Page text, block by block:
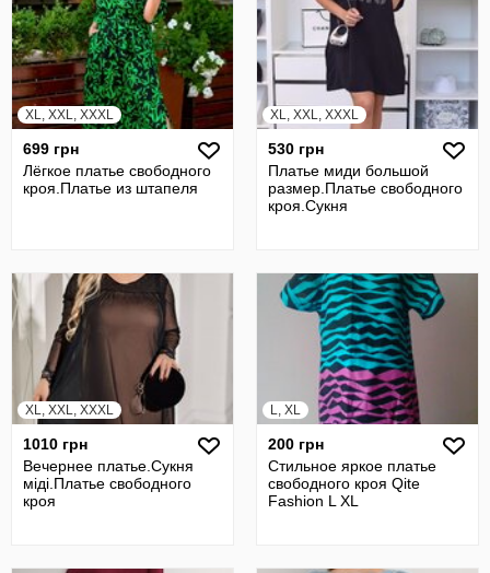
XL, XXL, XXXL
699 грн
Лёгкое платье свободного
кроя.Платье из штапеля
XL, XXL, XXXL
530 грн
Платье миди большой
размер.Платье свободного
кроя.Сукня
XL, XXL, XXXL
1010 грн
Вечернее платье.Сукня
мiдi.Платье свободного
кроя
L, XL
200 грн
Стильное яркое платье
свободного кроя Qite
Fashion L XL